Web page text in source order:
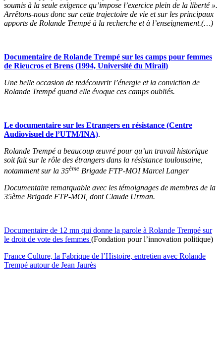
soumis à la seule exigence qu’impose l’exercice plein de la liberté ».
Arrêtons-nous donc sur cette trajectoire de vie et sur les principaux
apports de Rolande Trempé à la recherche et à l’enseignement.(…)
Documentaire de Rolande Trempé sur les camps pour femmes
de Rieucros et Brens (1994, Université du Mirail)
Une belle occasion de redécouvrir l’énergie et la conviction de
Rolande Trempé quand elle évoque ces camps oubliés.
Le documentaire sur les Etrangers en résistance (Centre
Audiovisuel de l’UTM/INA).
Rolande Trempé a beaucoup œuvré pour qu’un travail historique
soit fait sur le rôle des étrangers dans la résistance toulousaine,
notamment sur la 35ème Brigade FTP-MOI Marcel Langer
Documentaire remarquable avec les témoignages de membres de la
35ème Brigade FTP-MOI, dont Claude Urman.
Documentaire de 12 mn qui donne la parole à Rolande Trempé sur
le droit de vote des femmes (Fondation pour l’innovation politique)
France Culture, la Fabrique de l’Histoire, entretien avec Rolande
Trempé autour de Jean Jaurès